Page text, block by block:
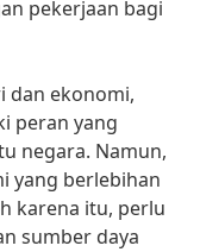
pekerjaan bagi
dan ekonomi,
peran yang
negara. Namun,
yang berlebihan
karena itu, perlu
sumber daya